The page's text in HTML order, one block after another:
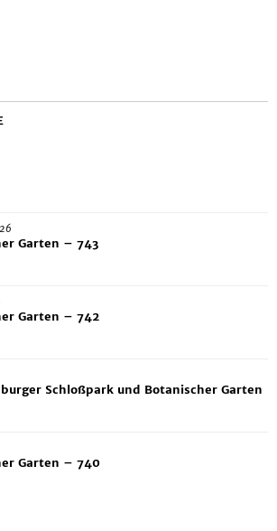
Garten – 743
Garten – 742
Schloßpark und Botanischer Garten
Garten – 740